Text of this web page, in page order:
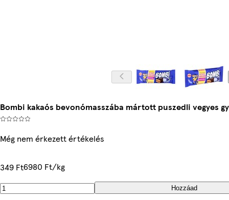
Bombi kakaós bevonómasszába mártott puszedli vegyes
Még nem érkezett értékelés
349 Ft6980 Ft/kg
Hozzáad